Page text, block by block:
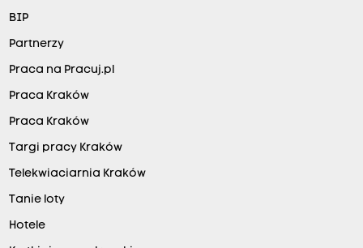
BIP
Partnerzy
Praca na Pracuj.pl
Praca Kraków
Praca Kraków
Targi pracy Kraków
Telekwiaciarnia Kraków
Tanie loty
Hotele